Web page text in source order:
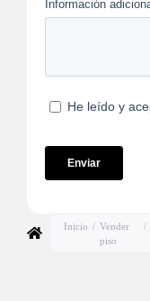
Inicio / Vender
piso
/